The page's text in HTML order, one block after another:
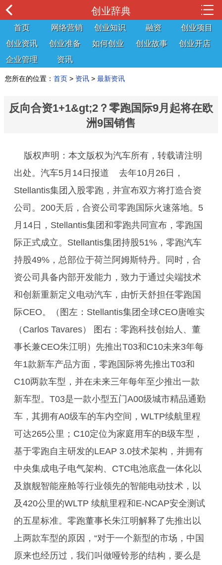
创业辞典
首页 网络营销 创业知识 融资
创业项目
创业资讯
创业准备 如何创业 创业故事
创业开店
企业管理
资讯
您所在的位置： 首页 > 资讯 > 最新资讯
反向合资1+1&gt;2？零跑国际9月起将在欧
洲9国销售
版权声明：本文版权为汽车所有，转载请注明
出处。汽车5月14日报道 去年10月26日，
Stellantis集团入股零跑，并宣布双方将打造合资
公司。200天后，合资公司零跑国际火速落地。5
月14日，Stellantis集团和零跑共同宣布，零跑国
际正式成立。Stellantis集团持股51%，零跑汽车
持股49%，总部位于荷兰阿姆斯特丹。同时，合
资公司具备内部开发能力，致力于通过尖端技术
和创新重新定义电动汽车，由忻天舒担任零跑国
际CEO。（图左：Stellantis集团全球CEO唐唯实
（Carlos Tavares） 图右：零跑科技创始人、董
事长兼CEO朱江明）先推出T03和C10未来3年每
年1款新车产品方面，零跑国际将先推出T03和
C10两款车型，并在未来三年每年至少推出一款
新车型。T03是一款小型五门A00级城市精品通勤
车，其拥有A0级车的车内空间，WLTP续航里程
可达265公里；C10定位为家庭用车的B级车型，
基于零跑自主研发的LEAP 3.0技术架构，并拥有
中央集成电子电气架构、CTC电池底盘一体化以
及旗舰智能座舱等行业领先的智能电动技术，以
及420公里的WLTP 续航里程和E-NCAP安全测试
的五星标准。零跑董事长朱江明解释了先推出以
上两款车型的原因，“对于一个新型的市场，中国
原来也经历过，我们叫做哑铃形的结构，要么是